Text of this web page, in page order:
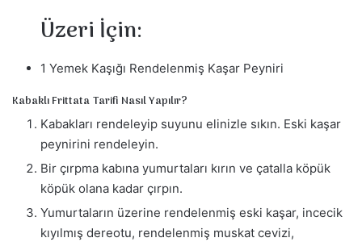
Üzeri İçin:
1 Yemek Kaşığı Rendelenmiş Kaşar Peyniri
Kabaklı Frittata Tarifi Nasıl Yapılır?
Kabakları rendeleyip suyunu elinizle sıkın. Eski kaşar
peynirini rendeleyin.
Bir çırpma kabına yumurtaları kırın ve çatalla köpük
köpük olana kadar çırpın.
Yumurtaların üzerine rendelenmiş eski kaşar, incecik
kıyılmış dereotu, rendelenmiş muskat cevizi,